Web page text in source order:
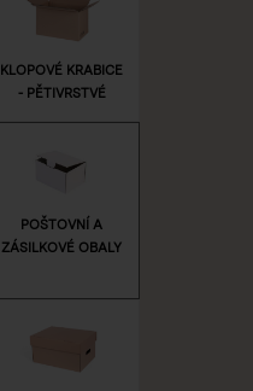
KLOPOVÉ KRABICE
- PĚTIVRSTVÉ
POŠTOVNÍ A
ZÁSILKOVÉ OBALY